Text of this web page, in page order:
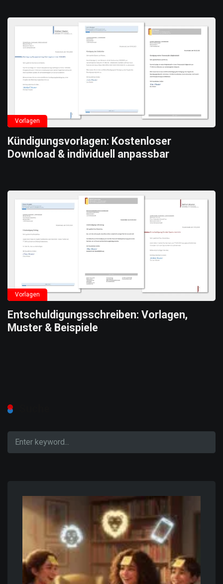
Vorlagen
Kündigungsvorlagen: Kostenloser
Download & individuell anpassbar
Vorlagen
Entschuldigungsschreiben: Vorlagen,
Muster & Beispiele